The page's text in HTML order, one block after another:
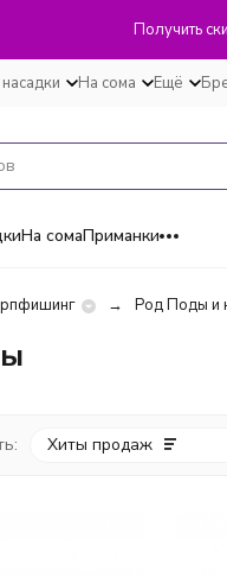
Получить
На сома Ещё
На сомаПриманки
Род Поды и
Хиты продаж